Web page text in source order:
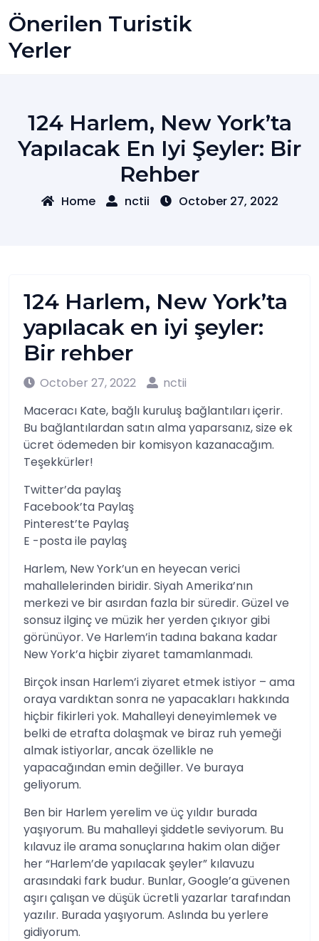
to
content
Önerilen Turistik
Yerler
124 Harlem, New York’ta
Yapılacak En Iyi Şeyler: Bir
Rehber
Home nctii October 27, 2022
124 Harlem, New York’ta
yapılacak en iyi şeyler:
Bir rehber
October 27, 2022
nctii
Maceracı Kate, bağlı kuruluş bağlantıları içerir.
Bu bağlantılardan satın alma yaparsanız, size ek
ücret ödemeden bir komisyon kazanacağım.
Teşekkürler!
Twitter’da paylaş
Facebook’ta Paylaş
Pinterest’te Paylaş
E -posta ile paylaş
Harlem, New York’un en heyecan verici
mahallelerinden biridir. Siyah Amerika’nın
merkezi ve bir asırdan fazla bir süredir. Güzel ve
sonsuz ilginç ve müzik her yerden çıkıyor gibi
görünüyor. Ve Harlem’in tadına bakana kadar
New York’a hiçbir ziyaret tamamlanmadı.
Birçok insan Harlem’i ziyaret etmek istiyor – ama
oraya vardıktan sonra ne yapacakları hakkında
hiçbir fikirleri yok. Mahalleyi deneyimlemek ve
belki de etrafta dolaşmak ve biraz ruh yemeği
almak istiyorlar, ancak özellikle ne
yapacağından emin değiller. Ve buraya
geliyorum.
Ben bir Harlem yerelim ve üç yıldır burada
yaşıyorum. Bu mahalleyi şiddetle seviyorum. Bu
kılavuz ile arama sonuçlarına hakim olan diğer
her “Harlem’de yapılacak şeyler” kılavuzu
arasındaki fark budur. Bunlar, Google’a güvenen
aşırı çalışan ve düşük ücretli yazarlar tarafından
yazılır. Burada yaşıyorum. Aslında bu yerlere
gidiyorum.